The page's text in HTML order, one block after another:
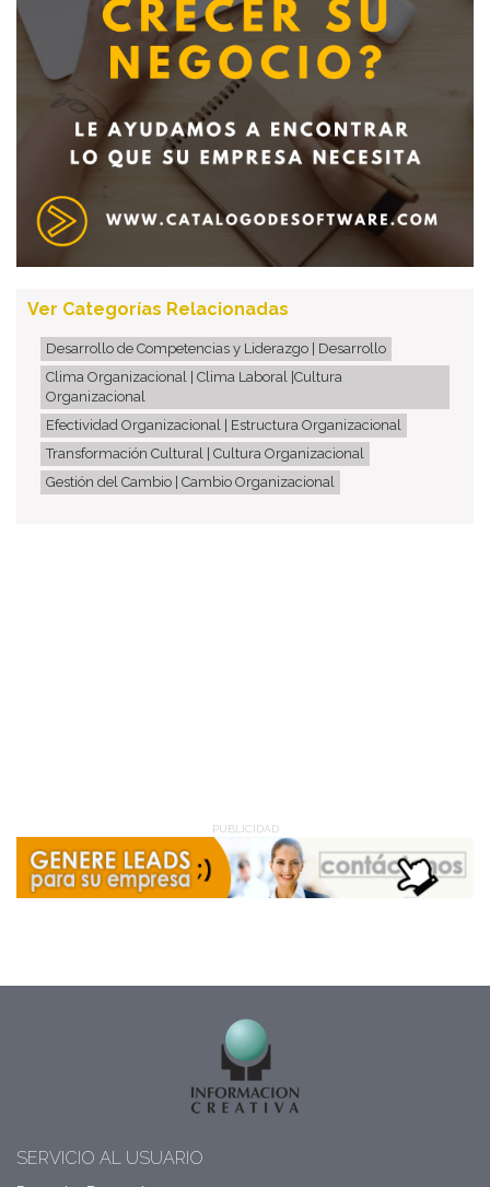
Ver Categorías Relacionadas
Desarrollo de Competencias y Liderazgo | Desarrollo
Clima Organizacional | Clima Laboral |Cultura
Organizacional
Efectividad Organizacional | Estructura Organizacional
Transformación Cultural | Cultura Organizacional
Gestión del Cambio | Cambio Organizacional
PUBLICIDAD
SERVICIO AL USUARIO